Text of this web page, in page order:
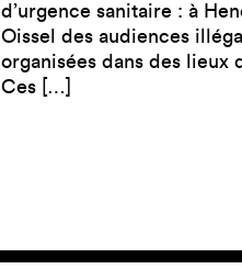
d’urgence sanitaire : à
Oissel des audiences
organisées dans des lieux
Ces […]